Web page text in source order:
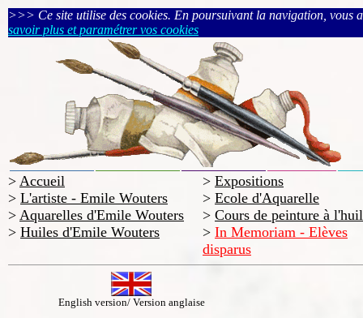
>>> Ce site utilise des cookies. En poursuivant la navigation, vous
savoir plus et paramétrer vos cookies
> Accueil
> L'artiste - Emile Wouters
> Aquarelles d'Emile Wouters
> Huiles d'Emile Wouters
> Expositions
> Ecole d'Aquarelle
> Cours de peinture à
> In Memoriam - Elèves
disparus
English version/ Version anglaise